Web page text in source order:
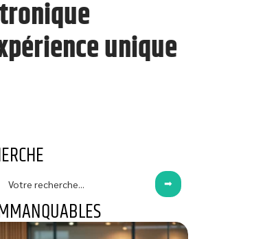
unique